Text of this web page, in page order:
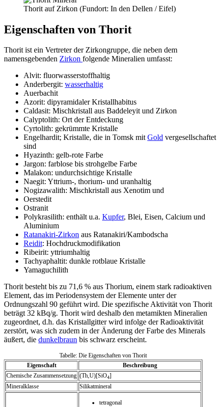
Thorit auf Zirkon (Fundort: In den Dellen / Eifel)
Eigenschaften von Thorit
Thorit ist ein Vertreter der Zirkongruppe, die neben dem
namensgebenden Zirkon folgende Mineralien umfasst:
Alvit: fluorwasserstoffhaltig
Anderbergit: wasserhaltig
Auerbachit
Azorit: dipyramidaler Kristallhabitus
Caldasit: Mischkristall aus Baddeleyit und Zirkon
Calyptolith: Ort der Entdeckung
Cyrtolith: gekrümmte Kristalle
Engelhardit; Kristalle, die in Tomsk mitGold vergesellschaftet
sind
Hyazinth: gelb-rote Farbe
Jargon: farblose bis strohgelbe Farbe
Malakon: undurchsichtige Kristalle
Naegit: Yttrium-, thorium- und uranhaltig
Nogizawalith: Mischkristall aus Xenotim und
Oerstedit
Ostranit
Polykrasilith: enthält u.a. Kupfer, Blei, Eisen, Calcium und
Aluminium
Ratanakiri-Zirkon aus Ratanakiri/Kambodscha
Reidit: Hochdruckmodifikation
Ribeirit: yttriumhaltig
Tachyaphaltit: dunkle rotblaue Kristalle
Yamaguchilith
Thorit besteht bis zu 71,6 % aus Thorium, einem stark radioaktiven
Element, das im Periodensystem der Elemente unter der
Ordnungszahl 90 geführt wird. Die spezifische Aktivität von Thorit
beträgt 32 kBq/g. Thorit wird deshalb den metamikten Mineralien
zugeordnet, d.h. das Kristallgitter wird infolge der Radioaktivität
zerstört, was sich zudem in der Änderung der Farbe des Minerals
äußert, die dunkelbraun bis schwarz erscheint.
Tabelle: Die Eigenschaften von Thorit
Eigenschaft
Beschreibung
Chemische Zusammensetzung (Th,U)[SiO4]
Mineralklasse
Silikatmineral
tetragonal